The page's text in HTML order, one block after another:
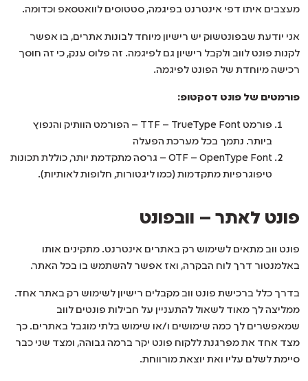
מעצבים איתו דפי אינטרנט בפיגמה, סטטוסים לוואטסאפ וכדומה.
אני יודעת שבפונטשוק יש רישיון מיוחד לבונות אתרים, בו אפשר
לקנות פונט לווב ולקבל רישיון גם לפיגמה. זה פלוס ענק, כי זה חוסך
רכישה מיוחדת של הפונט לפיגמה.
פורמטים של פונט דסקטופ:
פורמט TTF – TrueType Font – הפורמט הוותיק והנפוץ
ביותר. נתמך בכל מערכת הפעלה
OTF – OpenType Font – גרסה מתקדמת יותר, כוללת תכונות
טיפוגרפיות מתקדמות (כמו ליגטורות, חלופות לאותיות).
פונט לאתר – וובפונט
פונט ווב מתאים לשימוש רק באתרים אינטרנט. מתקינים אותו
באלמנטור דרך לוח הבקרה, ואז אפשר להשתמש בו בכל האתר.
בדרך כלל ברכישת פונט ווב מקבלים רישיון לשימוש רק באתר אחד.
ממליצה לך מאוד לשאול להתעניין על חבילות פונטים לווב
שמאפשרים לך כמה שימושים ו/או שימוש בלתי מוגבל באתרים. כך
מצד אחד את מפרגנת ללקוח פונט יקר ברמה גבוהה, ומצד שני כבר
סיימת לשלם עליו ואת יוצאת מורווחת.